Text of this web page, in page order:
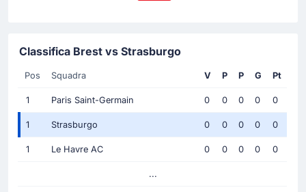
Classifica Brest vs Strasburgo
Pos Squadra V P P G Pt
1 Paris Saint-Germain 0 0 0 0 0
1 Strasburgo 0 0 0 0 0
1 Le Havre AC 0 0 0 0 0
...